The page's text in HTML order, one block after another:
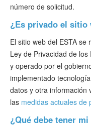
número de solicitud.
¿Es privado el sitio
El sitio web del ESTA
Ley de Privacidad de
y operado por el
implementado
datos y otra información
las medidas actuales de
¿Qué debe tener